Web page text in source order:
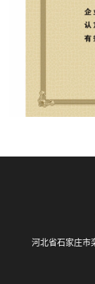
河北省石家庄市